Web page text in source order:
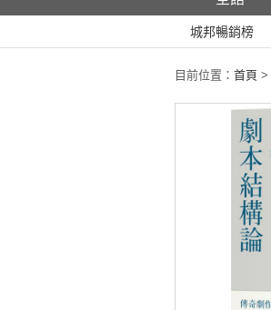
城邦暢銷榜
目前位置： 首頁 >